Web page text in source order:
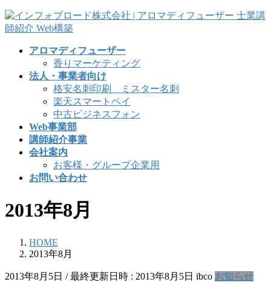
コ
ン
ナ
ビ
アロマディフューザー
香りマーケティング
法人・事業者向け
格安名刺印刷 ミスター名刺
楽天スマートペイ
中古ビジネスフォン
Web事業部
講師紹介事業
会社案内
お客様・グループ企業用
お問い合わせ
2013年8月
HOME
2013年8月
2013年8月5日 / 最終更新日時 : 2013年8月5日 ibco お知らせ